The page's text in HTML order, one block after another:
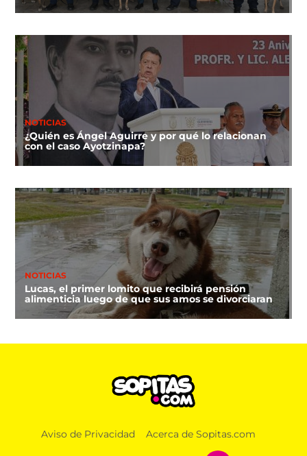
NOTICIAS
¿Quién es Ángel Aguirre y por qué lo relacionan
con el caso Ayotzinapa?
NOTICIAS
Lucas, el primer lomito que recibirá pensión
alimenticia luego de que sus amos se divorciaran
Aviso de Privacidad Acerca de Sopitas.com